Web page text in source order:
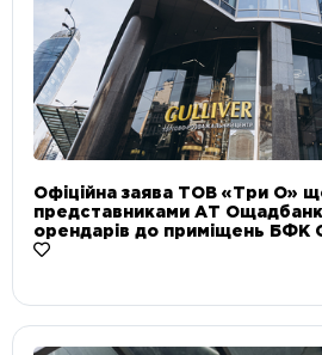
Офіційна заява ТОВ «Три О»
представниками АТ
орендарів до приміщень БФК